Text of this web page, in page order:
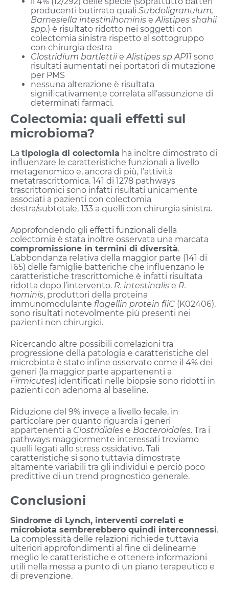
producenti butirrato quali Subdoligranulum,
Barnesiella intestinihominis eAlistipes shahii
spp.) è risultato ridotto nei soggetti con
colectomia sinistra rispetto al sottogruppo
con chirurgia destra
Clostridium bartlettiie Alistipes sp AP11 sono
risultati aumentati nei portatori di mutazione
per PMS
nessuna alterazione è risultata
significativamente correlata all’assunzione di
determinati farmaci.
Colectomia: quali effetti sul
microbioma?
La tipologia di colectomia ha inoltre dimostrato di
influenzare le caratteristiche funzionali a livello
metagenomico e, ancora di più, l’attività
metatrascrittomica. 141 di 1278 pathways
trascrittomici sono infatti risultati unicamente
associati a pazienti con colectomia
destra/subtotale, 133 a quelli con chirurgia sinistra.
Approfondendo gli effetti funzionali della
colectomia è stata inoltre osservata una marcata
compromissione in termini di diversità.
L’abbondanza relativa della maggior parte (141 di
165) delle famiglie batteriche che influenzano le
caratteristiche trascrittomiche è infatti risultata
ridotta dopo l’intervento. R. intestinalis e R.
hominis, produttori della proteina
immunomodulante flagellin protein fliC (K02406),
sono risultati notevolmente più presenti nei
pazienti non chirurgici.
Ricercando altre possibili correlazioni tra
progressione della patologia e caratteristiche del
microbiota è stato infine osservato come il 4% dei
generi (la maggior parte appartenenti a
Firmicutes) identificati nelle biopsie sono ridotti in
pazienti con adenoma al baseline.
Riduzione del 9% invece a livello fecale, in
particolare per quanto riguarda i generi
appartenenti a Clostridiales e Bacteroidales. Tra i
pathways maggiormente interessati troviamo
quelli legati allo stress ossidativo. Tali
caratteristiche si sono tuttavia dimostrate
altamente variabili tra gli individui e perciò poco
predittive di un trend prognostico generale.
Conclusioni
Sindrome di Lynch, interventi correlati e
microbiota sembrerebbero quindi interconnessi.
La complessità delle relazioni richiede tuttavia
ulteriori approfondimenti al fine di delinearne
meglio le caratteristiche e ottenere informazioni
utili nella messa a punto di un piano terapeutico e
di prevenzione.